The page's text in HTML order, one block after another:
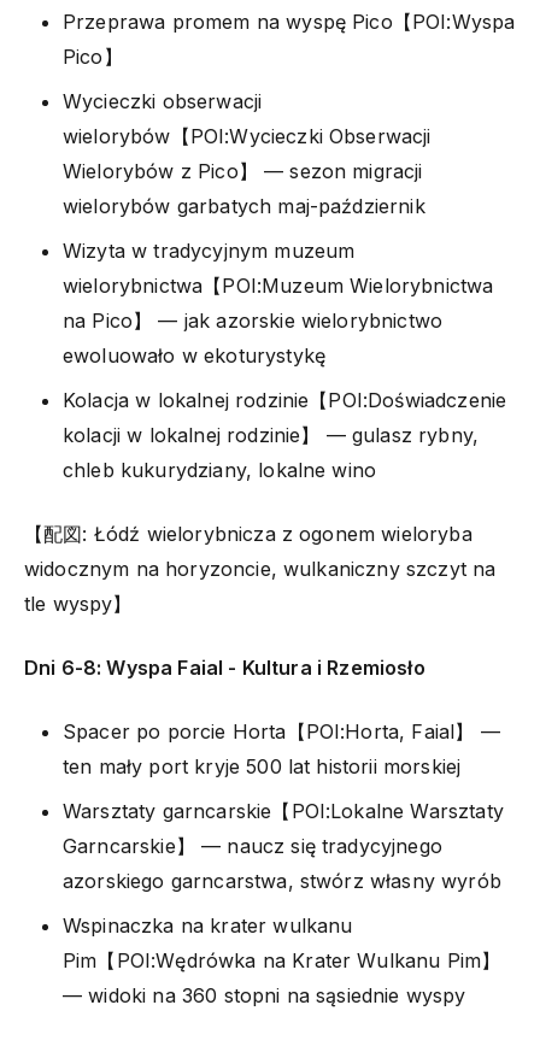
Przeprawa promem na wyspę Pico【POI:Wyspa
Pico】
Wycieczki obserwacji
wielorybów【POI:Wycieczki Obserwacji
Wielorybów z Pico】 — sezon migracji
wielorybów garbatych maj-październik
Wizyta w tradycyjnym muzeum
wielorybnictwa【POI:Muzeum Wielorybnictwa
na Pico】 — jak azorskie wielorybnictwo
ewoluowało w ekoturystykę
Kolacja w lokalnej rodzinie【POI:Doświadczenie
kolacji w lokalnej rodzinie】 — gulasz rybny,
chleb kukurydziany, lokalne wino
【配図: Łódź wielorybnicza z ogonem wieloryba
widocznym na horyzoncie, wulkaniczny szczyt na
tle wyspy】
Dni 6-8: Wyspa Faial - Kultura i Rzemiosło
Spacer po porcie Horta【POI:Horta, Faial】 —
ten mały port kryje 500 lat historii morskiej
Warsztaty garncarskie【POI:Lokalne Warsztaty
Garncarskie】 — naucz się tradycyjnego
azorskiego garncarstwa, stwórz własny wyrób
Wspinaczka na krater wulkanu
Pim【POI:Wędrówka na Krater Wulkanu Pim】
— widoki na 360 stopni na sąsiednie wyspy